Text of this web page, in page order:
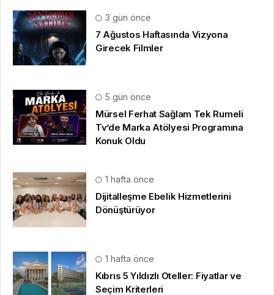
3 gün önce
7 Ağustos Haftasında Vizyona
Girecek Filmler
5 gün önce
Mürsel Ferhat Sağlam Tek Rumeli
Tv’de Marka Atölyesi Programına
Konuk Oldu
1 hafta önce
Dijitalleşme Ebelik Hizmetlerini
Dönüştürüyor
1 hafta önce
Kıbrıs 5 Yıldızlı Oteller: Fiyatlar ve
Seçim Kriterleri